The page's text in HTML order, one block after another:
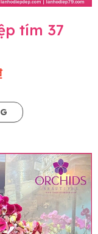
tím 37